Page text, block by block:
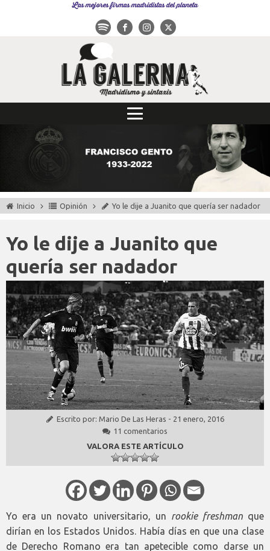
Las mejores firmas madridistas del planeta
Inicio Opinión Yo le dije a Juanito que quería ser nadador
Yo le dije a Juanito que
quería ser nadador
Escrito por: Mario De Las Heras - 21 enero, 2016
11 comentarios
VALORA ESTE ARTÍCULO
Yo era un novato universitario, un rookie freshmanque
dirían en los Estados Unidos. Había días en que una clase
de Derecho Romano era tan apetecible como darse un